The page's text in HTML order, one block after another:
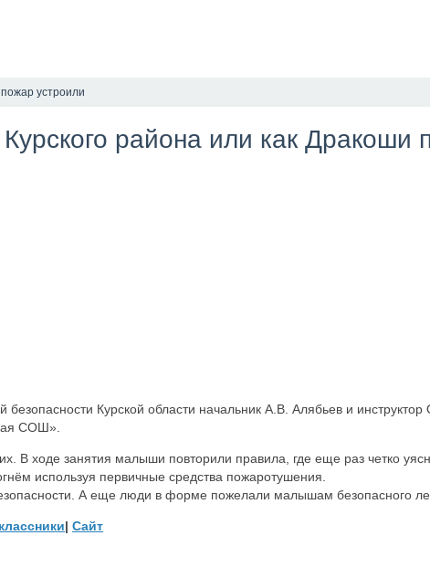
устроили
района или как Дракоши
Курской области начальник А.В. Алябьев и
СОШ».
ходе занятия малыши повторили правила, где еще раз четко
используя первичные средства пожаротушения.
А еще люди в форме пожелали малышам безопасного
| Сайт